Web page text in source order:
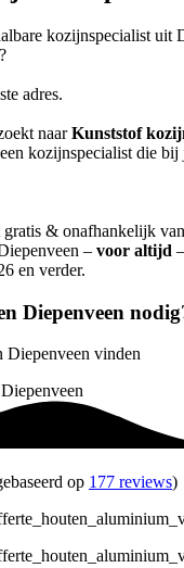
kozijnspecialist uit
adres.
naarKunststof
kozijnspecialist die bij
& onafhankelijk
– voor altijd
en verder.
Diepenveen
Diepenveen vinden
op 177 reviews)